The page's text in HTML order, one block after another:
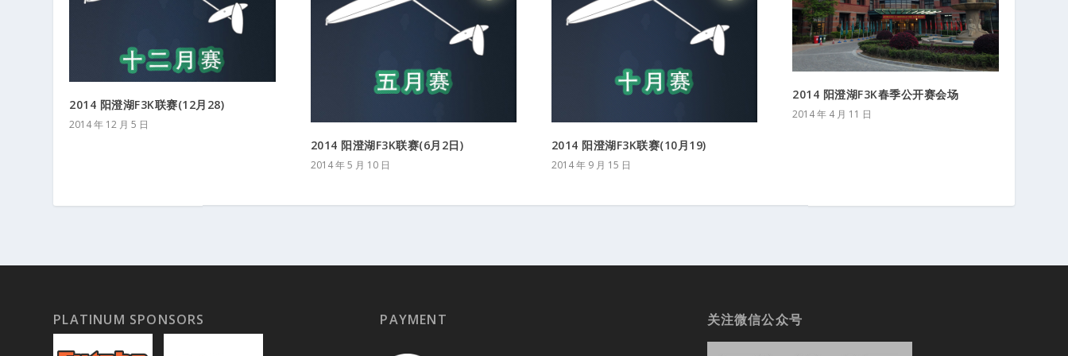
2014 阳澄湖F3K联赛(12月28)
2014 年 12 月 5 日
2014 阳澄湖F3K联赛(6月2日)
2014 年 5 月 10 日
2014 阳澄湖F3K联赛(10月19)
2014 年 9 月 15 日
2014 阳澄湖F3K春季公开赛会场
2014 年 4 月 11 日
PLATINUM SPONSORS PAYMENT 关注微信公众号